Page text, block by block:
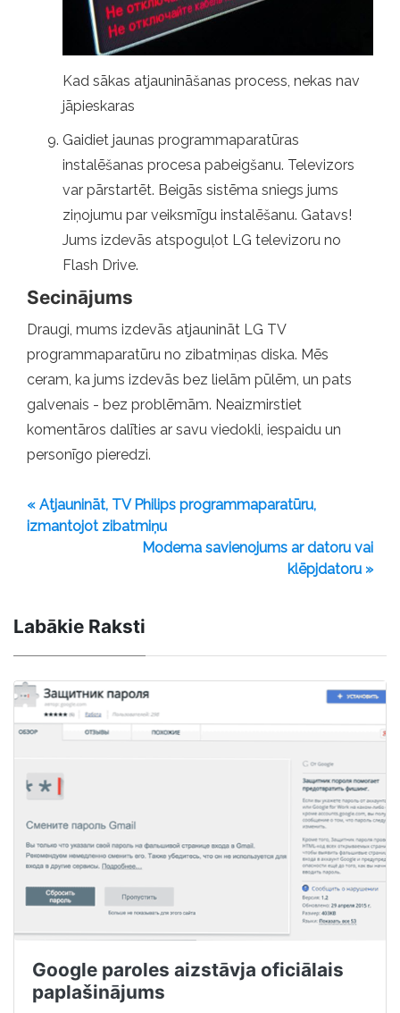
Kad sākas atjaunināšanas process, nekas nav
jāpieskaras
Gaidiet jaunas programmaparatūras
instalēšanas procesa pabeigšanu. Televizors
var pārstartēt. Beigās sistēma sniegs jums
ziņojumu par veiksmīgu instalēšanu. Gatavs!
Jums izdevās atspoguļot LG televizoru no
Flash Drive.
Secinājums
Draugi, mums izdevās atjaunināt LG TV
programmaparatūru no zibatmiņas diska. Mēs
ceram, ka jums izdevās bez lielām pūlēm, un pats
galvenais - bez problēmām. Neaizmirstiet
komentāros dalīties ar savu viedokli, iespaidu un
personīgo pieredzi.
« Atjaunināt, TV Philips programmaparatūru,
izmantojot zibatmiņu
Modema savienojums ar datoru vai
klēpjdatoru »
Labākie Raksti
Google paroles aizstāvja oficiālais
paplašinājums